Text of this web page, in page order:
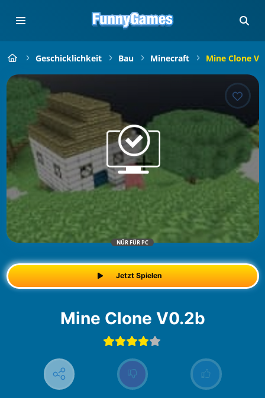
Geschicklichkeit Bau Minecraft Mine Clone
NÜR FÜR PC
Jetzt Spielen
Mine Clone V0.2b